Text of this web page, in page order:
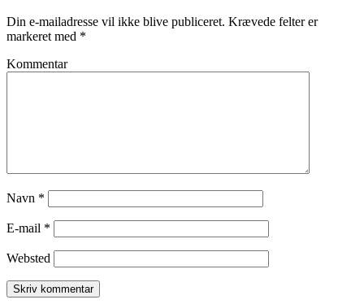
Din e-mailadresse vil ikke blive publiceret. Krævede felter er
markeret med *
Kommentar
Navn *
E-mail *
Websted